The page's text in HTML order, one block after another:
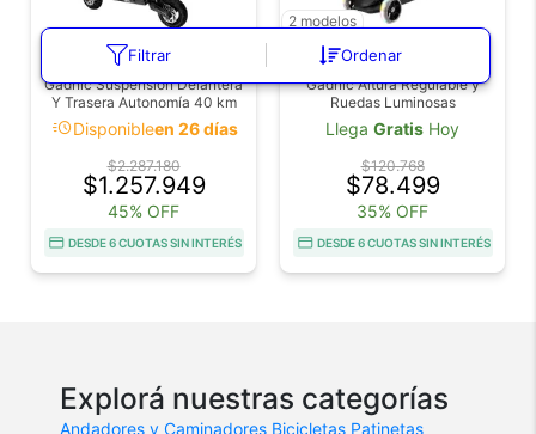
Filtrar Ordenar
COD. MOVI0007
Monopatín Eléctrico Urbano
Gadnic Suspensión Delantera
Y Trasera Autonomía 40 km
Motor 500W Velocidad 45
km/h
acuteDisponibleen 26 días
$2.287.180
$1.257.949
45% OFF
DESDE 6 CUOTAS SIN INTERÉS
2 modelos
Monopatín infantil Plegable
Gadnic Altura Regulable y
Ruedas Luminosas
Llega Gratis Hoy
$120.768
$78.499
35% OFF
DESDE 6 CUOTAS SIN INTERÉS
Explorá nuestras categorías
Andadores y Caminadores Bicicletas Patinetas